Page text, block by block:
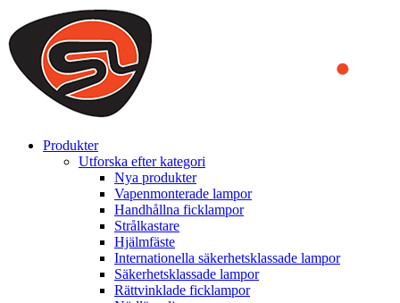
We use cookies to ensure that we provide you the best experience
on our website. By continuing to browse this website, you accept
that cookies are used to help us analyze how the website is used and
to offer you a better experience. To learn more or to find out how
you can disable cookies, you can access our
Produkter
Utforska efter kategori
Nya produkter
Vapenmonterade lampor
Handhållna ficklampor
Strålkastare
Hjälmfäste
Internationella säkerhetsklassade lampor
Säkerhetsklassade lampor
Rättvinklade ficklampor